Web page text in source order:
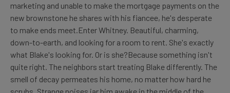
marketing and unable to make the mortgage payments on the
new brownstone he shares with his fiancee, he's desperate
to make ends meet.Enter Whitney. Beautiful, charming,
down-to-earth, and looking for a room to rent. She's exactly
what Blake's looking for. Or is she?Because something isn't
quite right. The neighbors start treating Blake differently. The
smell of decay permeates his home, no matter how hard he